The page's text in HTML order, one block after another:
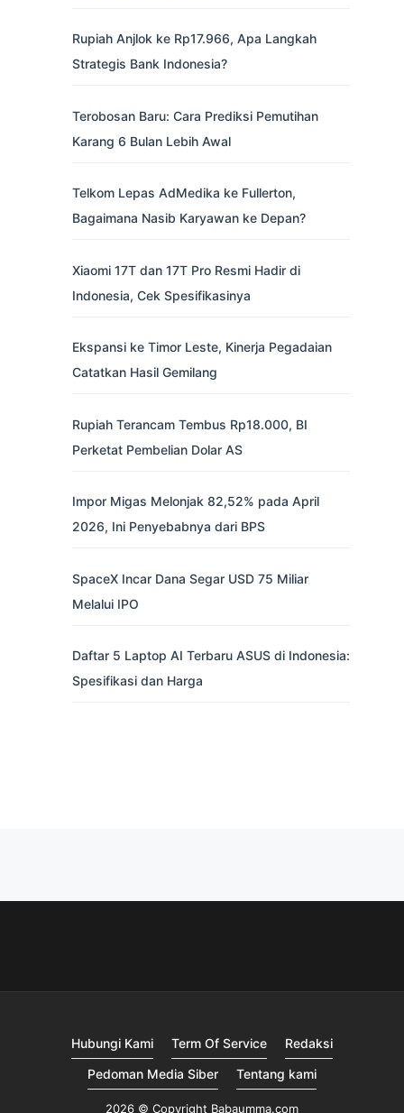
Rupiah Anjlok ke Rp17.966, Apa Langkah
Strategis Bank Indonesia?
Terobosan Baru: Cara Prediksi Pemutihan
Karang 6 Bulan Lebih Awal
Telkom Lepas AdMedika ke Fullerton,
Bagaimana Nasib Karyawan ke Depan?
Xiaomi 17T dan 17T Pro Resmi Hadir di
Indonesia, Cek Spesifikasinya
Ekspansi ke Timor Leste, Kinerja Pegadaian
Catatkan Hasil Gemilang
Rupiah Terancam Tembus Rp18.000, BI
Perketat Pembelian Dolar AS
Impor Migas Melonjak 82,52% pada April
2026, Ini Penyebabnya dari BPS
SpaceX Incar Dana Segar USD 75 Miliar
Melalui IPO
Daftar 5 Laptop AI Terbaru ASUS di Indonesia:
Spesifikasi dan Harga
Hubungi Kami Term Of Service
Redaksi
Pedoman Media Siber
Tentang kami
2026 © Copyright Babaumma.com